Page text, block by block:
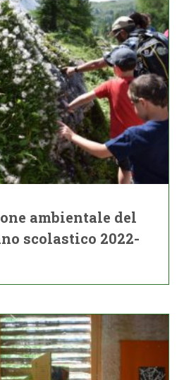
ambientale del
scolastico 2022-